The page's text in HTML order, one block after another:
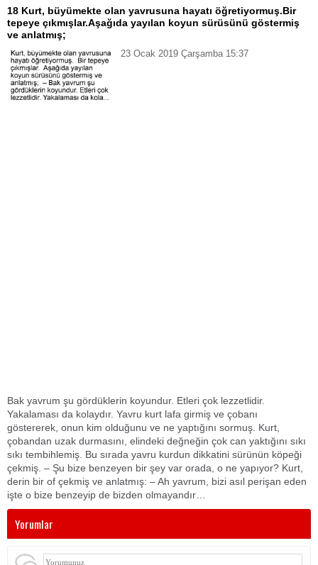
18 Kurt, büyümekte olan yavrusuna hayatı öğretiyormuş.Bir
tepeye çıkmışlar.Aşağıda yayılan koyun sürüsünü göstermiş
ve anlatmış;
23 Ocak 2019 Çarşamba 15:37
Bak yavrum şu gördüklerin koyundur. Etleri çok lezzetlidir.
Yakalaması da kolaydır. Yavru kurt lafa girmiş ve çobanı
göstererek, onun kim olduğunu ve ne yaptığını sormuş. Kurt,
çobandan uzak durmasını, elindeki değneğin çok can yaktığını sıkı
sıkı tembihlemiş. Bu sırada yavru kurdun dikkatini sürünün köpeği
çekmiş. – Şu bize benzeyen bir şey var orada, o ne yapıyor? Kurt,
derin bir of çekmiş ve anlatmış: – Ah yavrum, bizi asıl perişan eden
işte o bize benzeyip de bizden olmayandır…
Yorumlar